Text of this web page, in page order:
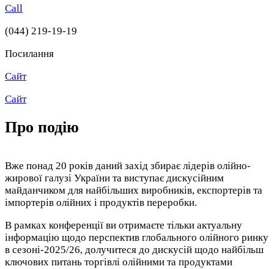
Call
(044) 219-19-19
Посилання
Сайт
Сайт
Про подію
Вже понад 20 років даний захід збирає лідерів олійно-
жирової галузі України та виступає дискусійним
майданчиком для найбільших виробників, експортерів та
імпортерів олійних і продуктів переробки.
В рамках конференції ви отримаєте тільки актуальну
інформацію щодо перспектив глобального олійного ринку
в сезоні-2025/26, долучитеся до дискусій щодо найбільш
ключових питань торгівлі олійними та продуктами